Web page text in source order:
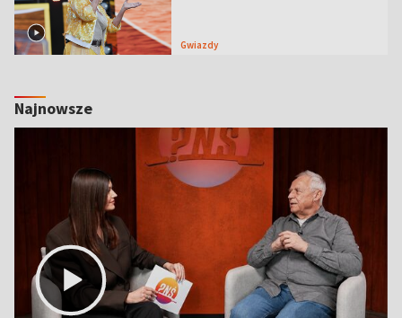
Gwiazdy
Najnowsze